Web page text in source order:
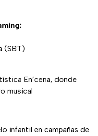
(SBT)
En’cena, donde
musical
infantil en campañas de